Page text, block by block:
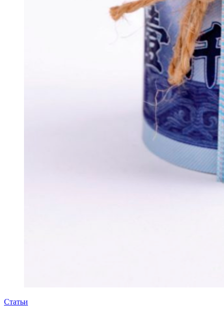
Статьи